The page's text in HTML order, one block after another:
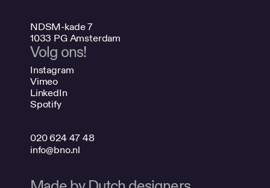
NDSM-kade 7
1033 PG Amsterdam
Volg ons!
Instagram
Vimeo
LinkedIn
Spotify
020 624 47 48
info@bno.nl